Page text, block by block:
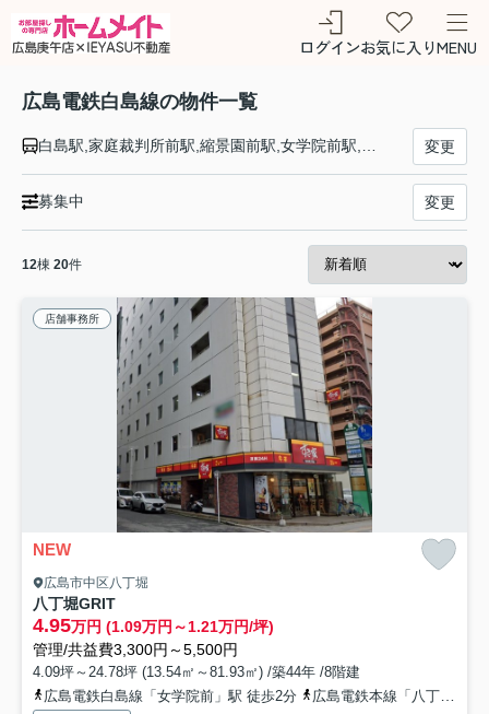
ログインお気に入りMENU
広島電鉄白島線の物件一覧
白島駅,家庭裁判所前駅,縮景園前駅,女学院前駅,八丁堀駅 変更
募集中 変更
12棟 20件
店舗事務所
NEW
広島市中区八丁堀
八丁堀GRIT
4.95万円 (1.09万円～1.21万円/坪)
管理/共益費3,300円～5,500円
4.09坪～24.78坪 (13.54㎡～81.93㎡) /築44年 /8階建
広島電鉄白島線「女学院前」駅 徒歩2分
広島電鉄本線「八丁堀」駅 徒歩6分